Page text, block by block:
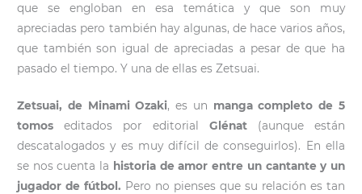
que se engloban en esa temática y que son muy
apreciadas pero también hay algunas, de hace varios años,
que también son igual de apreciadas a pesar de que ha
pasado el tiempo. Y una de ellas es Zetsuai.
Zetsuai, de Minami Ozaki, es un manga completo de 5
tomos editados por editorial Glénat(aunque están
descatalogados y es muy difícil de conseguirlos). En ella
se nos cuenta la historia de amor entre un cantante y un
jugador de fútbol. Pero no pienses que su relación es tan